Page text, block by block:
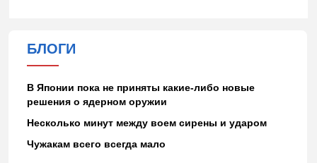
БЛОГИ
В Японии пока не приняты какие-либо новые
решения о ядерном оружии
Несколько минут между воем сирены и ударом
Чужакам всего всегда мало